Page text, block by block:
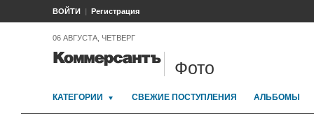
ВОЙТИ Регистрация
06 АВГУСТА, ЧЕТВЕРГ
Фото
КАТЕГОРИИ СВЕЖИЕ ПОСТУПЛЕНИЯ АЛЬБОМЫ